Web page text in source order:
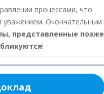
процессами, что
уважением. Окончательным
представленные позже
!